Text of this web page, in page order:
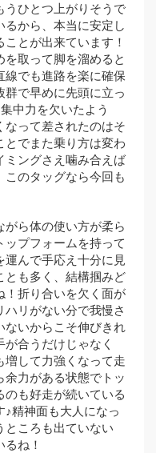
うひとつ上がりそうで
るから、本当に安定し
とが出来ています！
取って脚を溜めると
線でも進路を楽に確保
で早めに先頭に立っ
中力を欠いたよう
なって差されたのはそ
とでまた乗り方は変わ
ミングさえ噛み合えば
のタッグなら今回も
がら体の使い方が柔ら
プフォームを持って
運んで手応え十分に見
とも多く、結構掴みど
！折り合いを欠く面が
リがない分で我慢さ
ないからこそ伸びきれ
合うだけじゃなく
増して力強くなって走
余力がある状態でトッ
も好走が続いている
精神面も大人になっ
ところも出ていない
ね！